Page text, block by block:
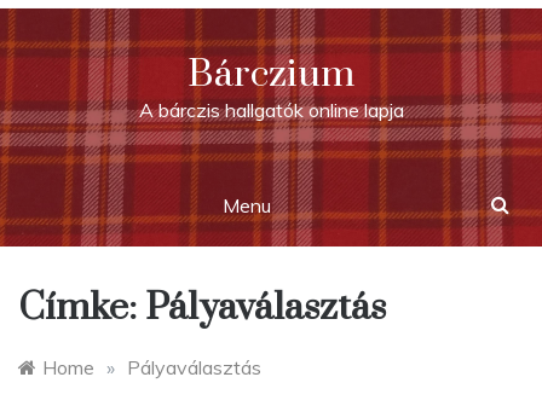
Skip
to
content
Bárczium
A bárczis hallgatók online lapja
Menu
Címke: Pályaválasztás
Home » Pályaválasztás